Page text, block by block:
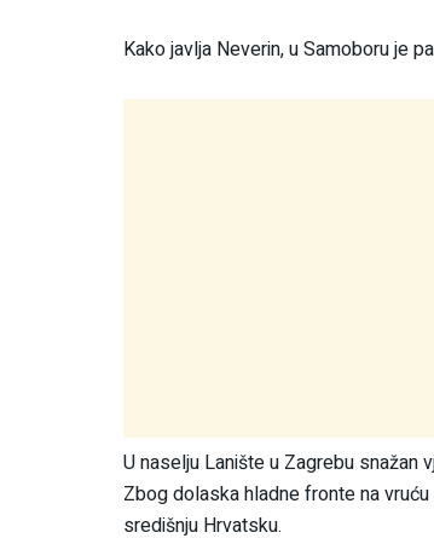
Kako javlja Neverin, u Samoboru je
U naselju Lanište u Zagrebu snažan
Zbog dolaska hladne fronte na
središnju Hrvatsku.